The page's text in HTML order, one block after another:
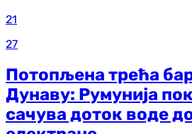
21
27
Потопљена трећа
Дунаву: Румунија
сачува доток воде